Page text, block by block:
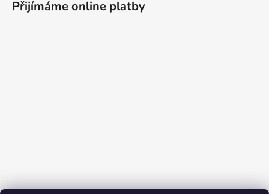
Přijímáme online platby